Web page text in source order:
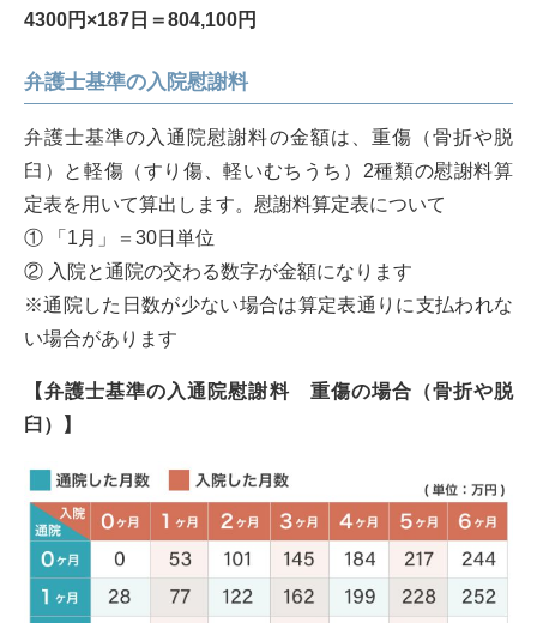
4300円×187日＝804,100円
弁護士基準の入院慰謝料
弁護士基準の入通院慰謝料の金額は、重傷（骨折や脱
臼）と軽傷（すり傷、軽いむちうち）2種類の慰謝料算
定表を用いて算出します。慰謝料算定表について
① 「1月」＝30日単位
② 入院と通院の交わる数字が金額になります
※通院した日数が少ない場合は算定表通りに支払われな
い場合があります
【弁護士基準の入通院慰謝料 重傷の場合（骨折や脱
臼）】